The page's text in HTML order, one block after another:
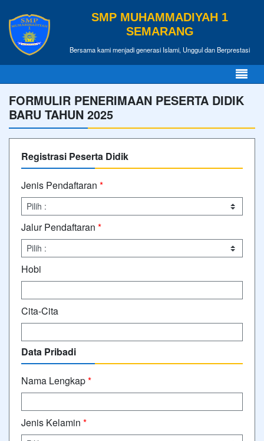
SMP MUHAMMADIYAH 1
SEMARANG
Bersama kami menjadi generasi Islami, Unggul dan Berprestasi
FORMULIR PENERIMAAN PESERTA DIDIK
BARU TAHUN 2025
Registrasi Peserta Didik
Jenis Pendaftaran *
Jalur Pendaftaran *
Hobi
Cita-Cita
Data Pribadi
Nama Lengkap*
Jenis Kelamin *